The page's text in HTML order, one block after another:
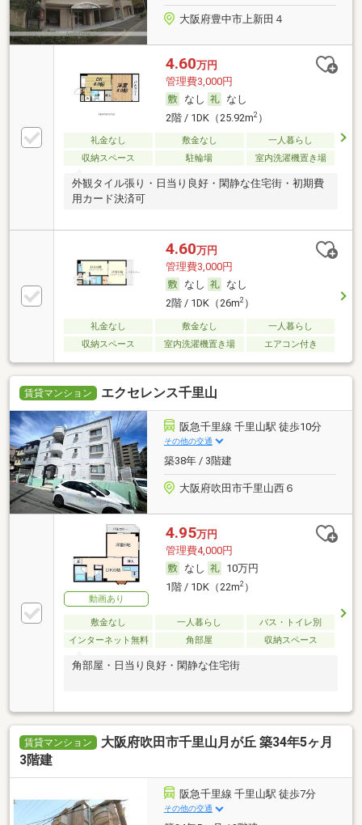
大阪府豊中市上新田４
4.60万円
管理費3,000円
なし
なし
2階 / 1DK（25.92m2）
礼金なし 敷金なし
一人暮らし
収納スペース
駐輪場 室内洗濯機置き場
外観タイル張り・日当り良好・閑静な住宅街・初期費
用カード決済可
4.60万円
管理費3,000円
なし
なし
2階 / 1DK（26m2）
礼金なし 敷金なし
一人暮らし
収納スペース
室内洗濯機置き場 エアコン付き
賃貸マンション エクセレンス千里山
阪急千里線 千里山駅 徒歩10分
その他の交通
築38年 / 3階建
大阪府吹田市千里山西６
動画あり
4.95万円
管理費4,000円
なし
10万円
1階 / 1DK（22m2）
敷金なし 一人暮らし
バス・トイレ別
インターネット無料
角部屋 収納スペース
角部屋・日当り良好・閑静な住宅街
賃貸マンション
大阪府吹田市千里山月が丘 築34年5ヶ月
3階建
阪急千里線 千里山駅 徒歩7分
その他の交通